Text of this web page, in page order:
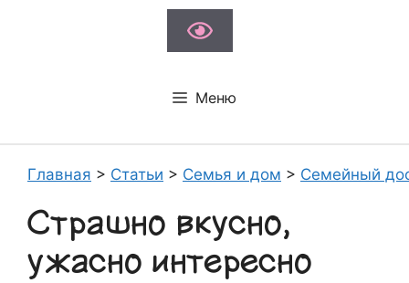
Меню
Главная > Статьи > Семья и дом > Семейный
Страшно вкусно,
ужасно интересно